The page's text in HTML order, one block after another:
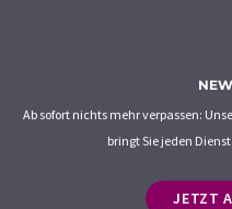
Ab sofort nichts mehr verpassen:
bringt Sie jeden
JETZT